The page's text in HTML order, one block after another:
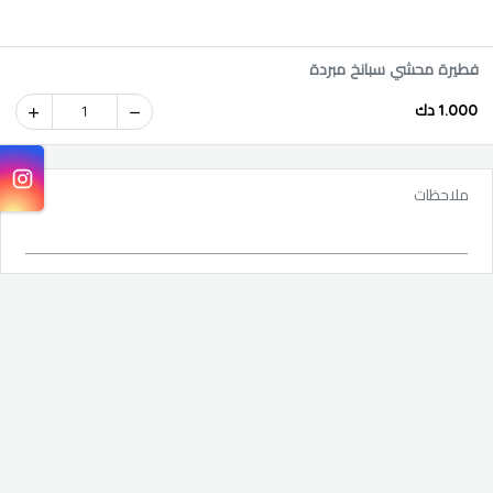
فطيرة محشي سبانخ مبردة
1.000 دك 1
ملاحظات